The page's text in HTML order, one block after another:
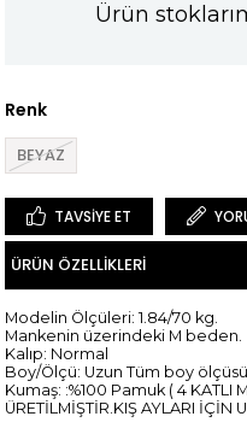
Ürün
Renk
BEYAZ
TAVSIYE ET
ÜRÜN ÖZELLIKLERI
Modelin Ölçüleri: 1.84/70 kg.
Mankenin üzerindeki M beden.
Kalıp: Normal
Boy/Ölçü: Uzun Tüm boy
Kumaş: :%100 Pamuk ( 4 KATLI
ÜRETİLMİŞTİR.KIŞ AYLARI İÇİN